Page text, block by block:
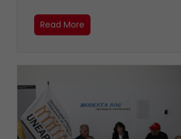
Read More